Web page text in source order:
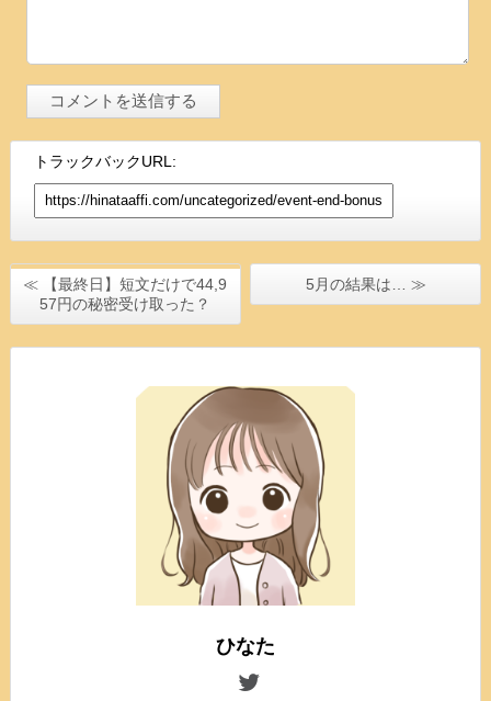
トラックバックURL:
≪ 【最終日】短文だけで44,9
57円の秘密受け取った？
5月の結果は… ≫
ひなた